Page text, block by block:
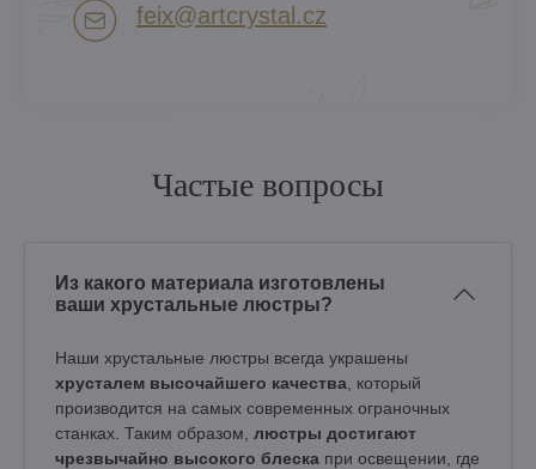
feix​@artcrystal​.cz
Частые вопросы
Из какого материала изготовлены
ваши хрустальные люстры?
Наши хрустальные люстры всегда украшены
хрусталем высочайшего качества , который
производится на самых современных ограночных
станках. Таким образом, люстры достигают
чрезвычайно высокого блеска при освещении, где